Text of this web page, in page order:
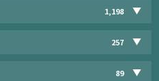
1,198
257
89